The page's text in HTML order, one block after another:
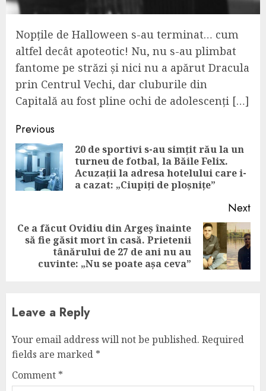
Nopțile de Halloween s-au terminat… cum
altfel decât apoteotic! Nu, nu s-au plimbat
fantome pe străzi și nici nu a apărut Dracula
prin Centrul Vechi, dar cluburile din
Capitală au fost pline ochi de adolescenți […]
Continue
Reading
Previous
20 de sportivi s-au simțit rău la un
turneu de fotbal, la Băile Felix.
Acuzații la adresa hotelului care i-
a cazat: „Ciupiți de ploșnițe”
Next
Next
post:
Ce a făcut Ovidiu din Argeș înainte
să fie găsit mort în casă. Prietenii
tânărului de 27 de ani nu au
cuvinte: „Nu se poate așa ceva”
Leave a Reply
Your email address will not be published. Required
fields are marked *
Comment *